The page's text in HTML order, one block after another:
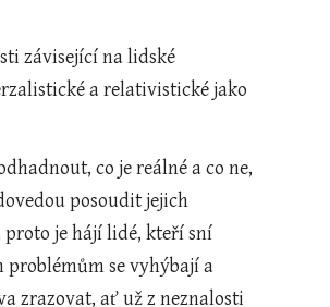
závisející na lidské
a relativistické jako
co je reálné a co ne,
posoudit jejich
proto je hájí lidé, kteří sní
problémům se vyhýbají a
zrazovat, ať už z neznalosti